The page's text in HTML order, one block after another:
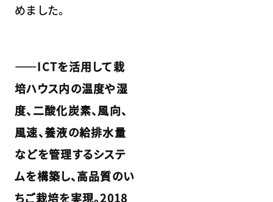
めました。
――ICTを活用して栽
培ハウス内の温度や湿
度、二酸化炭素、風向、
風速、養液の給排水量
などを管理するシステ
ムを構築し、高品質のい
ちご栽培を実現。2018